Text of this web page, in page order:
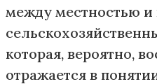
между местностью и
которая, вероятно,
отражается в